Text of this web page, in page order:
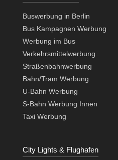
Buswerbung in Berlin
Bus Kampagnen Werbung
Werbung im Bus
Verkehrsmittelwerbung
Straßenbahnwerbung
Bahn/Tram Werbung
U-Bahn Werbung
S-Bahn Werbung Innen
Taxi Werbung
City Lights & Flughafen